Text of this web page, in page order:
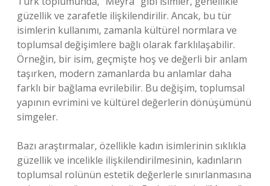
güzellik ve zarafetle ilişkilendirilir. Ancak, bu tür
isimlerin kullanımı, zamanla kültürel normlara ve
toplumsal değişimlere bağlı olarak farklılaşabilir.
Örneğin, bir isim, geçmişte hoş ve değerli bir anlam
taşırken, modern zamanlarda bu anlamlar daha
farklı bir bağlama evrilebilir. Bu değişim, toplumsal
yapının evrimini ve kültürel değerlerin dönüşümünü
simgeler.
Bazı araştırmalar, özellikle kadın isimlerinin sıklıkla
güzellik ve incelikle ilişkilendirilmesinin, kadınların
toplumsal rolünün estetik değerlerle sınırlanmasına